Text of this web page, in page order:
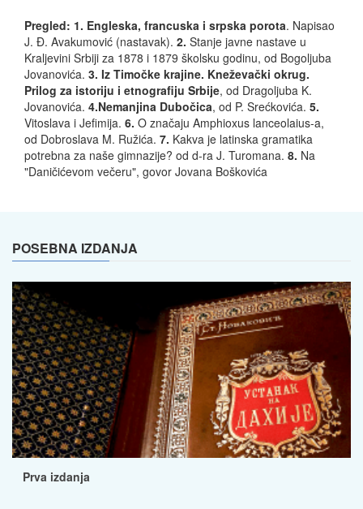
Pregled: 1. Engleska, francuska i srpska porota. Napisao
J. Đ. Avakumović (nastavak). 2. Stanje javne nastave u
Kraljevini Srbiji za 1878 i 1879 školsku godinu, od Bogoljuba
Jovanovića. 3. Iz Timočke krajine. Kneževački okrug.
Prilog za istoriju i etnografiju Srbije, od Dragoljuba K.
Jovanovića. 4.Nemanjina Dubočica, od P. Srećkovića. 5.
Vitoslava i Jefimija. 6. O značaju Amphioxus lanceolaius-a,
od Dobroslava M. Ružića. 7. Kakva je latinska gramatika
potrebna za naše gimnazije? od d-ra J. Turomana. 8. Na
"Daničićevom večeru", govor Jovana Boškovića
POSEBNA IZDANJA
Prva izdanja